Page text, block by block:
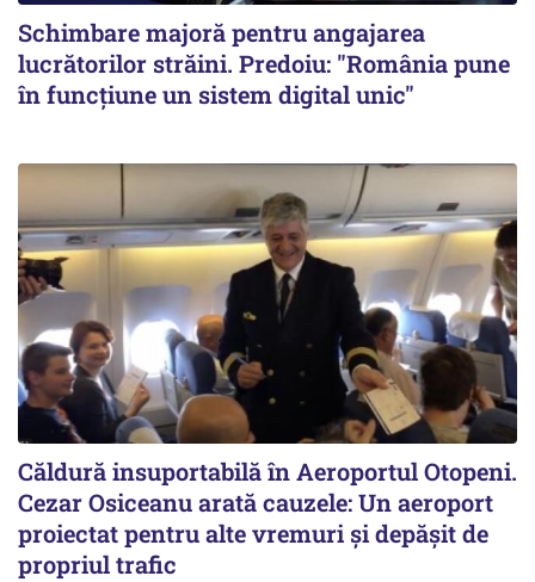
Schimbare majoră pentru angajarea
lucrătorilor străini. Predoiu: "România pune
în funcțiune un sistem digital unic"
Căldură insuportabilă în Aeroportul Otopeni.
Cezar Osiceanu arată cauzele: Un aeroport
proiectat pentru alte vremuri și depășit de
propriul trafic